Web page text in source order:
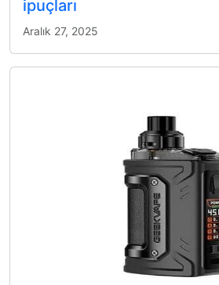
ipuçları
Aralık 27, 2025